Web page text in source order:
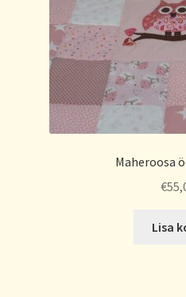
Maheroosa
€
Lisa